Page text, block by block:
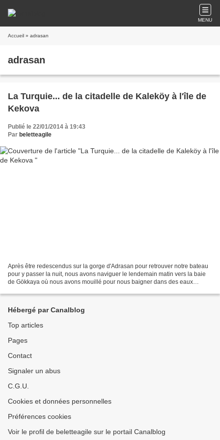
MENU
Accueil » adrasan
adrasan
La Turquie... de la citadelle de Kaleköy à l'île de
Kekova
Publié le 22/01/2014 à 19:43
Par beletteagile
Après être redescendus sur la gorge d'Adrasan pour retrouver notre bateau
pour y passer la nuit, nous avons naviguer le lendemain matin vers la baie
de Gökkaya où nous avons mouillé pour nous baigner dans des eaux
Hébergé par Canalblog
Top articles
Pages
Contact
Signaler un abus
C.G.U.
Cookies et données personnelles
Préférences cookies
Voir le profil de beletteagile sur le portail Canalblog